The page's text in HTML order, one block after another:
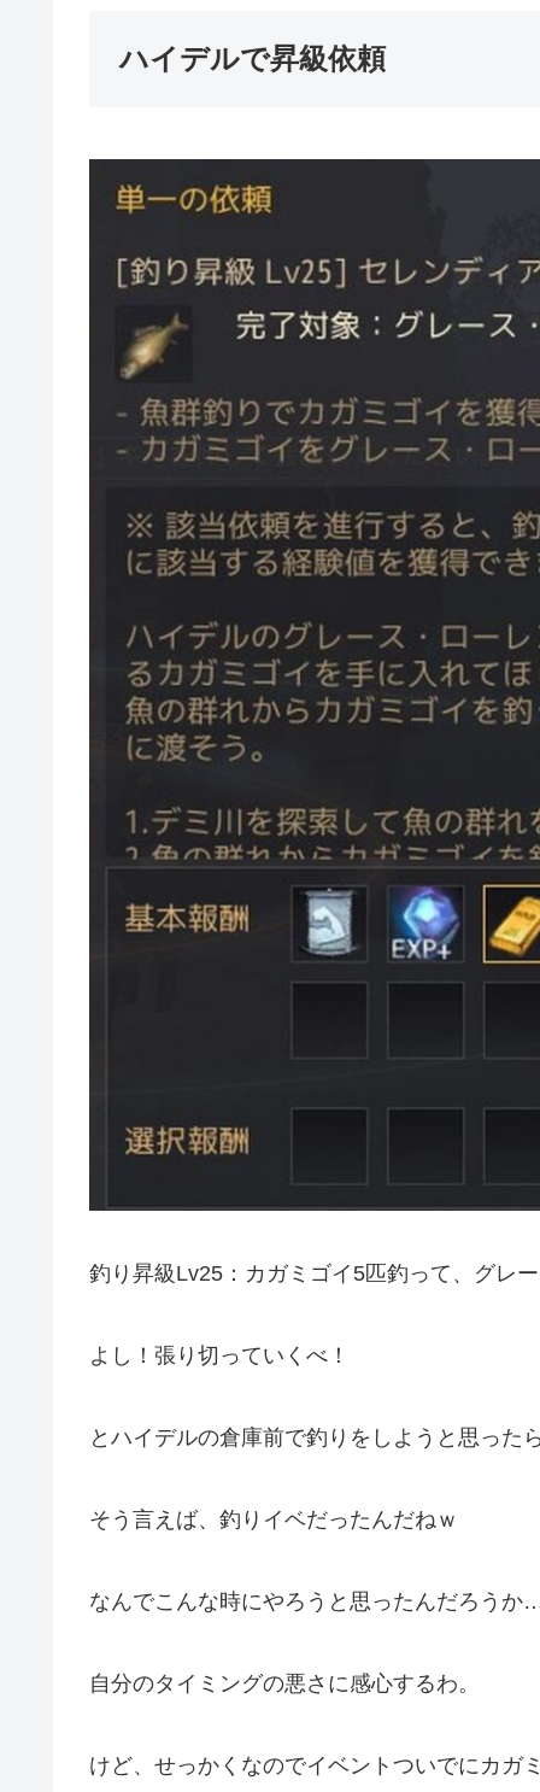
ハイデルで昇級依頼
釣り昇級Lv25：カガミゴイ5匹釣って、グレ
よし！張り切っていくべ！
とハイデルの倉庫前で釣りをしようと思った
そう言えば、釣りイベだったんだねｗ
なんでこんな時にやろうと思ったんだろうか
自分のタイミングの悪さに感心するわ。
けど、せっかくなのでイベントついでにカガ